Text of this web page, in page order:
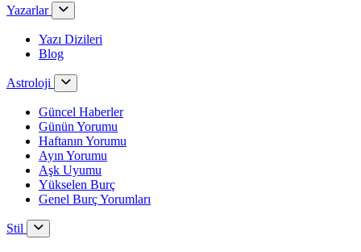
Yazarlar
Yazı Dizileri
Blog
Astroloji
Güncel Haberler
Günün Yorumu
Haftanın Yorumu
Ayın Yorumu
Aşk Uyumu
Yükselen Burç
Genel Burç Yorumları
Stil